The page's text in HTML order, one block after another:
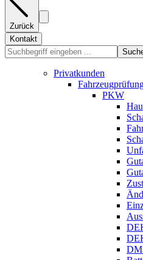
Zurück
Kontakt
Privatkunden
PKW